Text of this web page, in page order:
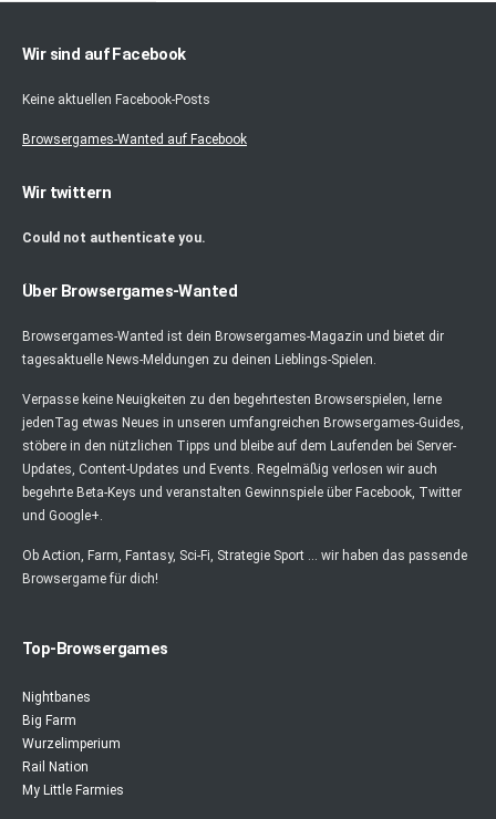
Wir sind auf Facebook
Keine aktuellen Facebook-Posts
Browsergames-Wanted auf Facebook
Wir twittern
Could not authenticate you.
Über Browsergames-Wanted
Browsergames-Wanted ist dein Browsergames-Magazin und bietet dir
tagesaktuelle News-Meldungen zu deinen Lieblings-Spielen.
Verpasse keine Neuigkeiten zu den begehrtesten Browserspielen, lerne
jedenTag etwas Neues in unseren umfangreichen Browsergames-Guides,
stöbere in den nützlichen Tipps und bleibe auf dem Laufenden bei Server-
Updates, Content-Updates und Events. Regelmäßig verlosen wir auch
begehrte Beta-Keys und veranstalten Gewinnspiele über Facebook, Twitter
und Google+.
Ob Action, Farm, Fantasy, Sci-Fi, Strategie Sport ... wir haben das passende
Browsergame für dich!
Top-Browsergames
Nightbanes
Big Farm
Wurzelimperium
Rail Nation
My Little Farmies